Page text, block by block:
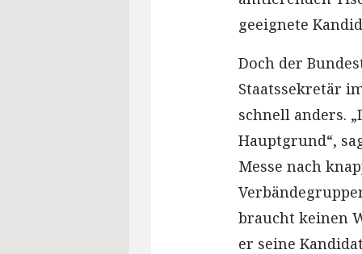
geeignete
Doch der
Staatssekretär
schnell anders.
Hauptgrund“,
Messe nach
braucht keinen
er seine